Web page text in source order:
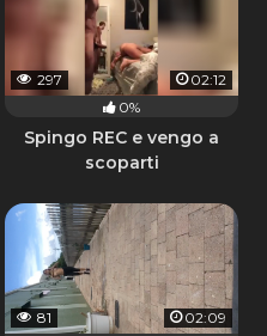
297
02:12
0%
Spingo REC e vengo a
scoparti
81 02:09